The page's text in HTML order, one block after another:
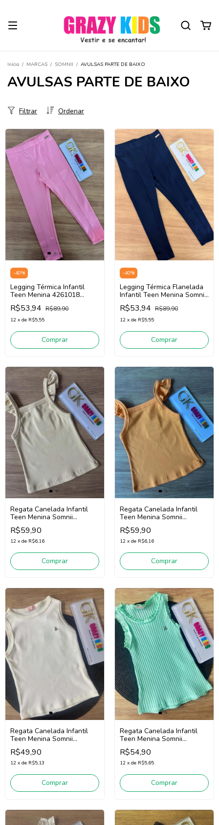
Início / MARCAS / SOMNII / AVULSAS PARTE DE BAIXO
AVULSAS PARTE DE BAIXO
Ordenar
Filtrar
-40%
Legging Térmica Infantil
Teen Menina 4261018
Somnii (Rosa)
R$53,94 R$89,90
12 x de R$5,55
Comprar
-40%
Legging Térmica Flanelada
Infantil Teen Menina Somnii
4261018 (Marinho)
R$53,94 R$89,90
12 x de R$5,55
Comprar
Regata Canelada Infantil
Teen Menina Somnii
4253013 (Bege Claro)
R$59,90
12 x de R$6,16
Comprar
Regata Canelada Infantil
Teen Menina Somnii
4253013 (Laranja)
R$59,90
12 x de R$6,16
Comprar
Regata Canelada Infantil
Teen Menina Somnii
4253011 (Off White)
R$49,90
12 x de R$5,13
Comprar
Regata Canelada Infantil
Teen Menina Somnii
4253012 (Verde Claro)
R$54,90
12 x de R$5,65
Comprar